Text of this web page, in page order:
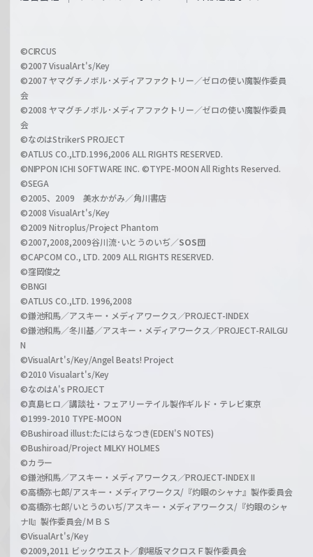
a
r
z
i
l
h
a
n
l
©CIRCUS
©2007 VisualArt's/Key
©2007 ヤマグチノボル･メディアファクトリー／ゼロの使い魔製作委員
会
©2008 ヤマグチノボル･メディアファクトリー／ゼロの使い魔製作委員
会
©なのはStrikerS PROJECT
©ATLUS CO.,LTD.1996,2006 ALL RIGHTS RESERVED.
©NIPPON ICHI SOFTWARE INC. ©TYPE-MOON All Rights Reserved.
©SEGA
©2005、2009 美水かがみ／角川書店
©2008 VisualArt's/Key
©2009 Nitroplus/Project Phantom
©2007,2008,2009谷川流･いとうのいぢ／SOS団
©CAPCOM CO., LTD. 2009 ALL RIGHTS RESERVED.
©窪岡俊之
©BNGI
©ATLUS CO.,LTD. 1996,2008
©鎌池和馬／アスキー・メディアワークス／PROJECT-INDEX
©鎌池和馬／冬川基／アスキー・メディアワークス／PROJECT-RAILGU
N
©VisualArt's/Key/Angel Beats! Project
©2010 Visualart's/Key
©なのはA's PROJECT
©真島ヒロ／講談社・フェアリーテイル製作ギルド・テレビ東京
©1999-2010 TYPE-MOON
©Bushiroad illust:たにはらなつき(EDEN'S NOTES)
©Bushiroad/Project MILKY HOLMES
©カラー
©鎌池和馬／アスキー・メディアワークス／PROJECT-INDEX II
©高橋弥七郎/アスキー・メディアワークス/『灼眼のシャナ』製作委員会
©高橋弥七郎/いとうのいぢ/アスキー・メディアワークス/『灼眼のシャ
ナII』製作委員会/ＭＢＳ
©VisualArt's/Key
©2009,2011 ビックウエスト／劇場版マクロスＦ製作委員会